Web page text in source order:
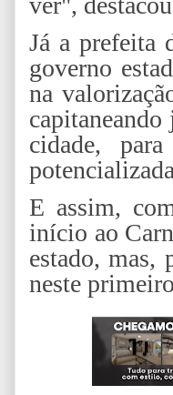
Já a prefeita
governo
na
cidade,
E assim,
início ao
estado, mas,
neste